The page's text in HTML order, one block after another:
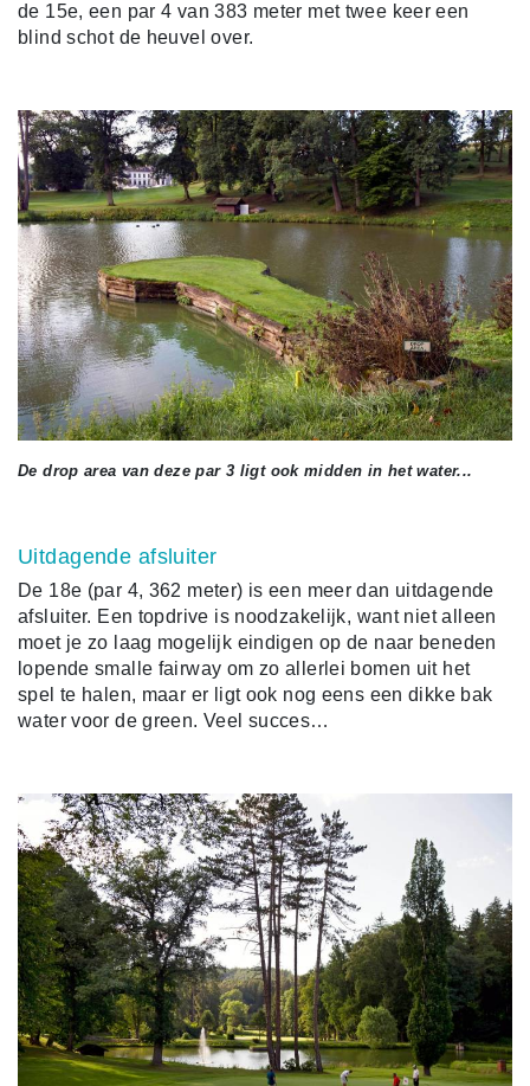
de 15e, een par 4 van 383 meter met twee keer een
blind schot de heuvel over.
De drop area van deze par 3 ligt ook midden in het water...
Uitdagende afsluiter
De 18e (par 4, 362 meter) is een meer dan uitdagende
afsluiter. Een topdrive is noodzakelijk, want niet alleen
moet je zo laag mogelijk eindigen op de naar beneden
lopende smalle fairway om zo allerlei bomen uit het
spel te halen, maar er ligt ook nog eens een dikke bak
water voor de green. Veel succes…